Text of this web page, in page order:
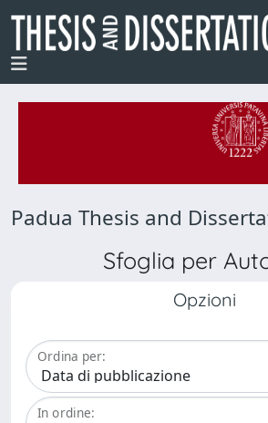
Padua Thesis and
Sfoglia per
Opzioni
Ordina per:
In ordine: